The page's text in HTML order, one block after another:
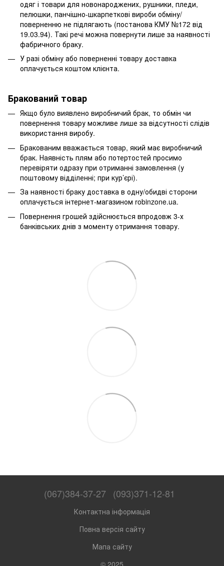
одяг і товари для новонароджених, рушники, пледи,
пелюшки, панчішно-шкарпеткові вироби обміну/
поверненню не підлягають (постанова КМУ №172 від
19.03.94). Такі речі можна повернути лише за наявності
фабричного браку.
У разі обміну або поверненні товару доставка
оплачується коштом клієнта.
Бракований товар
Якщо було виявлено виробничий брак, то обмін чи
повернення товару можливе лише за відсутності слідів
використання виробу.
Бракованим вважається товар, який має виробничий
брак. Наявність плям або потертостей просимо
перевіряти одразу при отриманні замовлення (у
поштовому відділенні; при кур’єрі).
За наявності браку доставка в одну/обидві сторони
оплачується інтернет-магазином robinzone.ua.
Повернення грошей здійснюється впродовж 3-х
банківських днів з моменту отримання товару.
(067)384-37-27 (093)371-12-81
Контактна інформація
Повна версія сайту
Мапа сайту
© 2025